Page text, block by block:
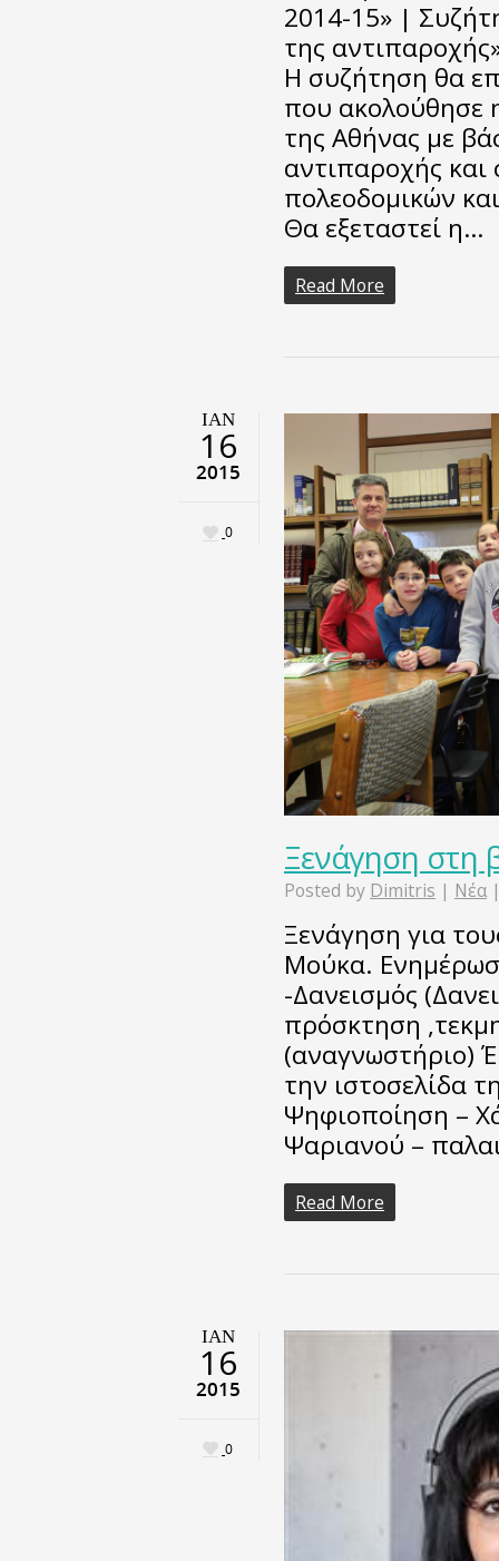
2014-15» |
της
Η συζήτηση θα
που ακολούθησε
της Αθήνας με
αντιπαροχής
πολεοδομικών
Θα εξεταστεί η…
Read More
ΙΑΝ
16
2015
0
Ξενάγηση στη
Posted by Dimitris | Νέα
Ξενάγηση για
Μούκα.
-Δανεισμός
πρόσκτηση
(αναγνωστήριο)
την ιστοσελίδα
Ψηφιοποίηση –
Ψαριανού –
Read More
ΙΑΝ
16
2015
0